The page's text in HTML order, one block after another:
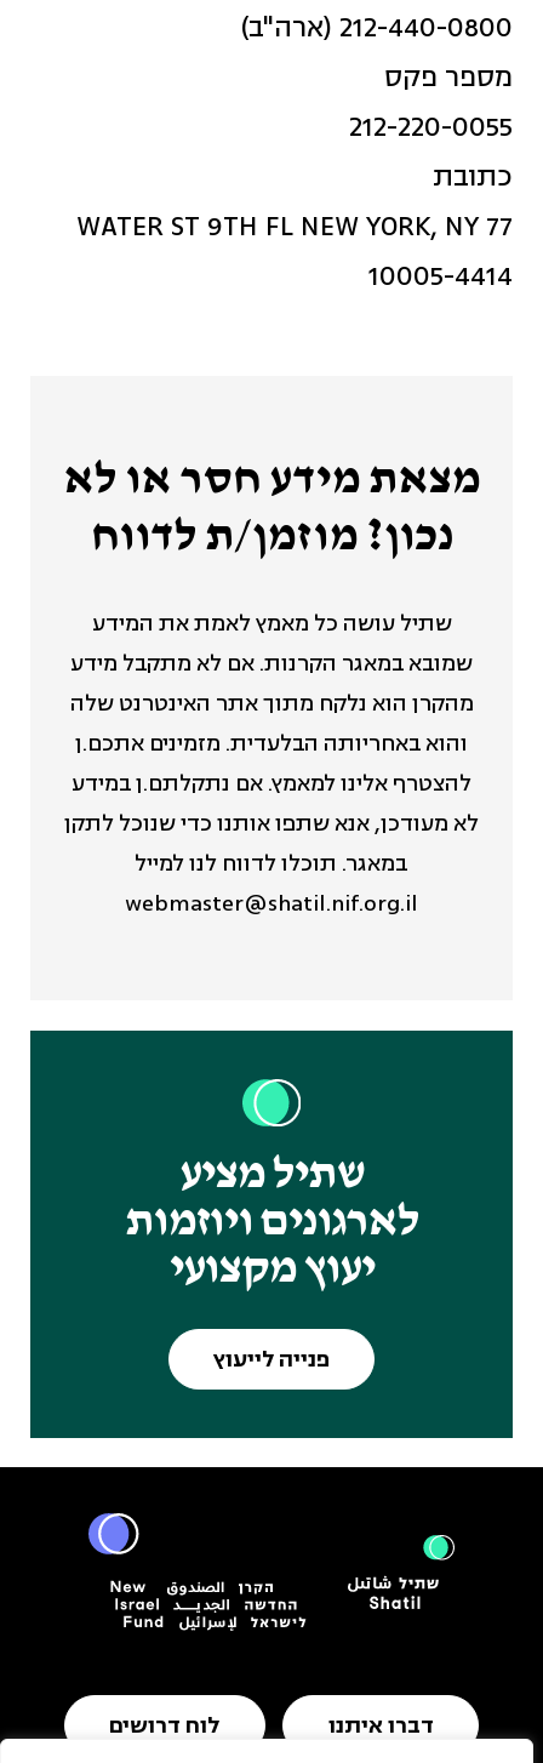
212-440-0800 (ארה"ב)
מספר פקס
212-220-0055
כתובת
77 WATER ST 9TH FL NEW YORK, NY
10005-4414
מצאת מידע חסר או לא
נכון? מוזמן/ת לדווח
שתיל עושה כל מאמץ לאמת את המידע
שמובא במאגר הקרנות. אם לא מתקבל מידע
מהקרן הוא נלקח מתוך אתר האינטרנט שלה
והוא באחריותה הבלעדית. מזמינים אתכם.ן
להצטרף אלינו למאמץ. אם נתקלתם.ן במידע
לא מעודכן, אנא שתפו אותנו כדי שנוכל לתקן
במאגר. תוכלו לדווח לנו למייל
webmaster@shatil.nif.org.il
שתיל מציע
לארגונים ויוזמות
יעוץ מקצועי
פנייה לייעוץ
דברו איתנו לוח דרושים